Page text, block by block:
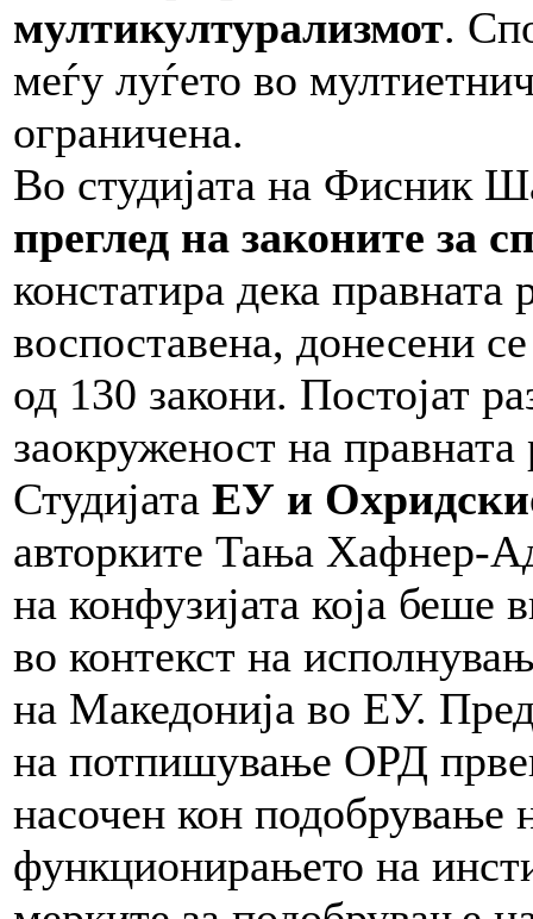
мултикултурализмот.
меѓу луѓето во
ограничена.
Во студијата на Фисник
преглед на законите за
констатира дека
воспоставена, донесени
од 130 закони. Постојат
заокруженост на правната
Студијата ЕУ и
авторките Тања Хафнер-
на конфузијата која беше
во контекст на
на Македонија во ЕУ.
на потпишување ОРД
насочен кон подобрување
функционирањето на